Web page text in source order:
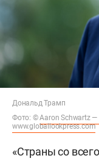
Дональд Трамп
Фото: ©Aaron Schwartz —
www.globallookpress.com
«Страны со